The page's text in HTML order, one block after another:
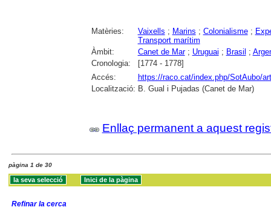
Matèries: Vaixells ; Marins ; Colonialisme;
Transport marítim
Àmbit:
Canet de Mar; Uruguai ; Brasil ;
Cronologia:
[1774 - 1778]
Accés:
https://raco.cat/index.php/SotAubo/
Localització: B. Gual i Pujadas (Canet de Mar)
Enllaç permanent a aquest
pàgina 1 de 30
Refinar la cerca